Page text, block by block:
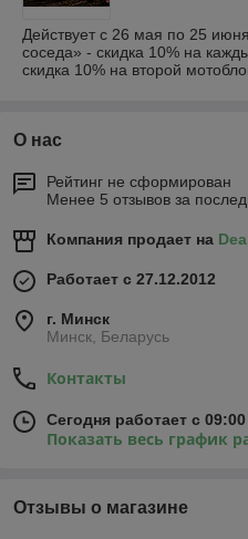
Действует с 26 мая по 25
соседа» - скидка 10% на
скидка 10% на второй
О нас
Рейтинг не сформирован
Менее 5 отзывов за
Компания продает на
Работает с 27.12.2012
г. Минск
Минск, Беларусь
Контакты
Сегодня работает с
Показать весь график
Отзывы о магазине